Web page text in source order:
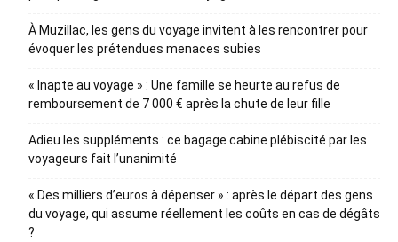
À Muzillac, les gens du voyage invitent à les rencontrer pour
évoquer les prétendues menaces subies
« Inapte au voyage » : Une famille se heurte au refus de
remboursement de 7 000 € après la chute de leur fille
Adieu les suppléments : ce bagage cabine plébiscité par les
voyageurs fait l’unanimité
« Des milliers d’euros à dépenser » : après le départ des gens
du voyage, qui assume réellement les coûts en cas de dégâts
?